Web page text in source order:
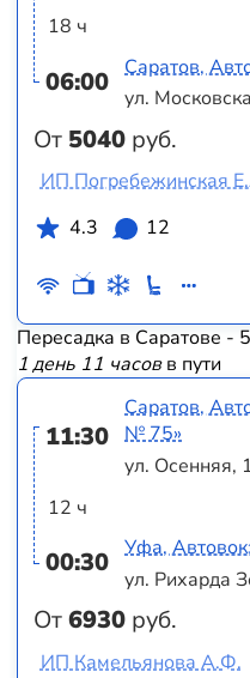
18 ч
06:00
От 5040 руб.
Саратов,
ул.
ИП Погребежинская
4.3
12
Пересадка в Саратове -
1 день 11 часовв пути
11:30
12 ч
00:30
От6930 руб.
Саратов,
№ 75»
ул. Осенняя,
Уфа,
ул. Рихарда
ИП Камельянова А.Ф.